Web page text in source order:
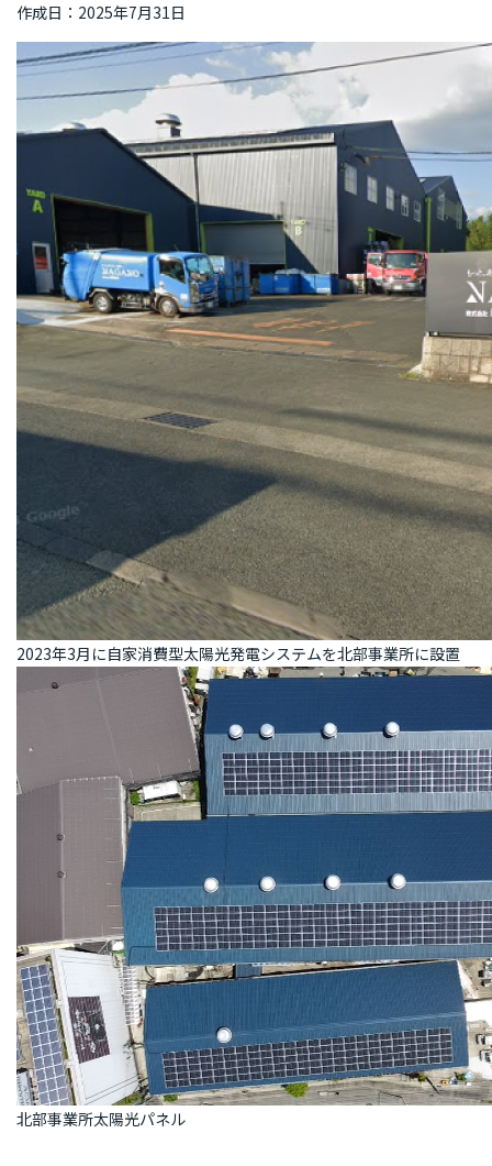
作成日：2025年7月31日
2023年3月に自家消費型太陽光発電システムを北部事業所に設置
北部事業所太陽光パネル